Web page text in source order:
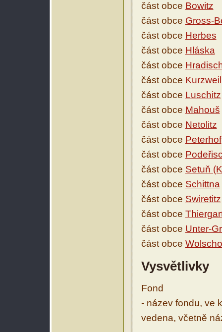
část obce Bowitz
část obce Gross-
část obce Herbes
část obce Hláska
část obce
část obce Kurzweil
část obce Luschitz
část obce Mahouš
část obce Netolitz
část obce Peterhof
část obce
část obce Setuň
část obce Schittna
část obce Swiretitz
část obce
část obce Unter-
část obce
Vysvětlivky
Fond
- název fondu, ve
vedena, včetně